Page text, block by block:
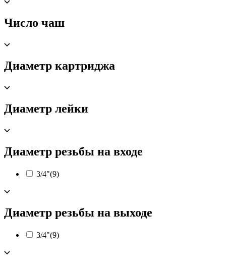
Число чаш
Диаметр картриджа
Диаметр лейки
Диаметр резьбы на входе
3/4"(9)
Диаметр резьбы на выходе
3/4"(9)